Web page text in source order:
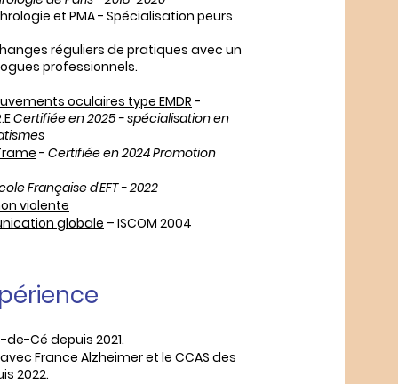
et PMA - Spécialisation peurs
réguliers de pratiques avec un
professionnels.
oculaires type EMDR -
Certifiée en 2025 - spécialisation en
- Certifiée en 2024 Promotion
Française d'EFT - 2022
violente
globale – ISCOM 2004
Cé depuis 2021.
France Alzheimer et le CCAS des
2022.